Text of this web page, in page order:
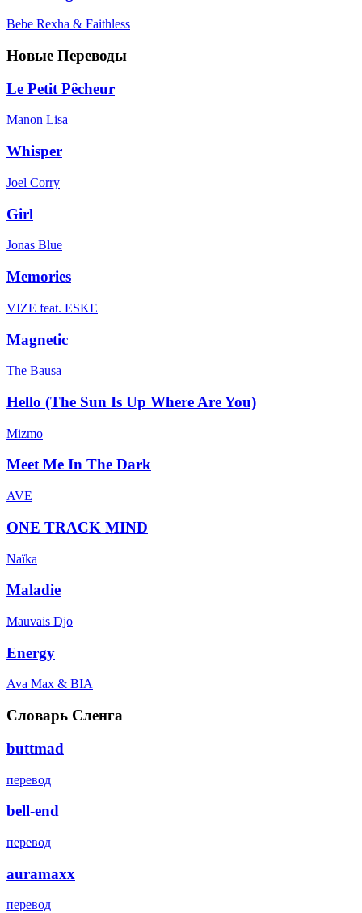
Bebe Rexha & Faithless
Новые Переводы
Le Petit Pêcheur
Manon Lisa
Whisper
Joel Corry
Girl
Jonas Blue
Memories
VIZE feat. ESKE
Magnetic
The Bausa
Hello (The Sun Is Up Where Are You)
Mizmo
Meet Me In The Dark
AVE
ONE TRACK MIND
Naïka
Maladie
Mauvais Djo
Energy
Ava Max & BIA
Словарь Сленга
buttmad
перевод
bell-end
перевод
auramaxx
перевод